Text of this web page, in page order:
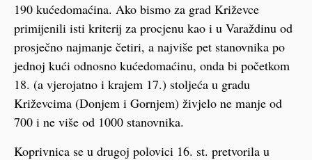
190 kućedomaćina. Ako bismo za grad Križevce
primijenili isti kriterij za procjenu kao i u Varaždinu od
prosječno najmanje četiri, a najviše pet stanovnika po
jednoj kući odnosno kućedomaćinu, onda bi početkom
18. (a vjerojatno i krajem 17.) stoljeća u gradu
Križevcima (Donjem i Gornjem) živjelo ne manje od
700 i ne više od 1000 stanovnika.
Koprivnica se u drugoj polovici 16. st. pretvorila u